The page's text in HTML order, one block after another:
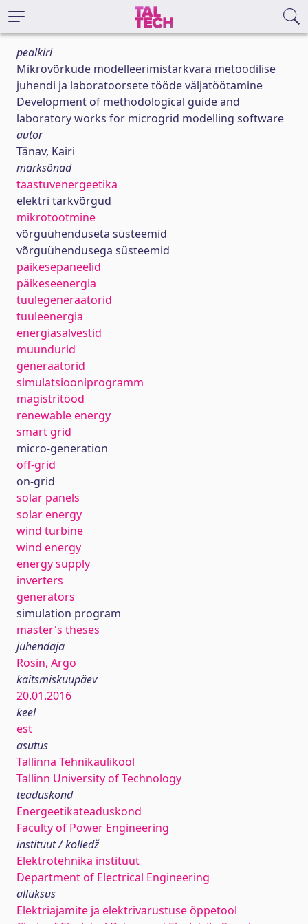
pealkiri
Mikrovõrkude modelleerimistarkvara metoodilise
juhendi ja laboratoorsete tööde väljatöötamine
Development of methodological guide and
laboratory works for microgrid modelling software
autor
Tänav, Kairi
märksõnad
taastuvenergeetika
elektri tarkvõrgud
mikrotootmine
võrguühenduseta süsteemid
võrguühendusega süsteemid
päikesepaneelid
päikeseenergia
tuulegeneraatorid
tuuleenergia
energiasalvestid
muundurid
generaatorid
simulatsiooniprogramm
magistritööd
renewable energy
smart grid
micro-generation
off-grid
on-grid
solar panels
solar energy
wind turbine
wind energy
energy supply
inverters
generators
simulation program
master's theses
juhendaja
Rosin, Argo
kaitsmiskuupäev
20.01.2016
keel
est
asutus
Tallinna Tehnikaülikool
Tallinn University of Technology
teaduskond
Energeetikateaduskond
Faculty of Power Engineering
instituut / kolledž
Elektrotehnika instituut
Department of Electrical Engineering
allüksus
Elektriajamite ja elektrivarustuse õppetool